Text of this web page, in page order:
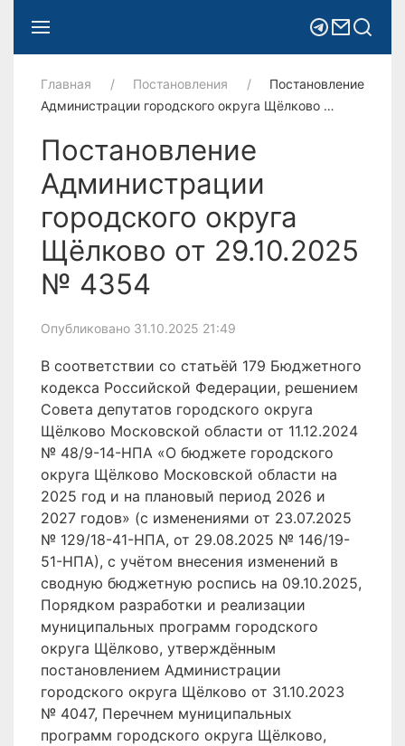
Главная Постановления
Постановление
Администрации городского округа Щёлково …
Постановление
Администрации
городского округа
Щёлково от 29.10.2025
№ 4354
Опубликовано 31.10.2025 21:49
В соответствии со статьёй 179 Бюджетного
кодекса Российской Федерации, решением
Совета депутатов городского округа
Щёлково Московской области от 11.12.2024
№ 48/9-14-НПА «О бюджете городского
округа Щёлково Московской области на
2025 год и на плановый период 2026 и
2027 годов» (с изменениями от 23.07.2025
№ 129/18-41-НПА, от 29.08.2025 № 146/19-
51-НПА), с учётом внесения изменений в
сводную бюджетную роспись на 09.10.2025,
Порядком разработки и реализации
муниципальных программ городского
округа Щёлково, утверждённым
постановлением Администрации
городского округа Щёлково от 31.10.2023
№ 4047, Перечнем муниципальных
программ городского округа Щёлково,